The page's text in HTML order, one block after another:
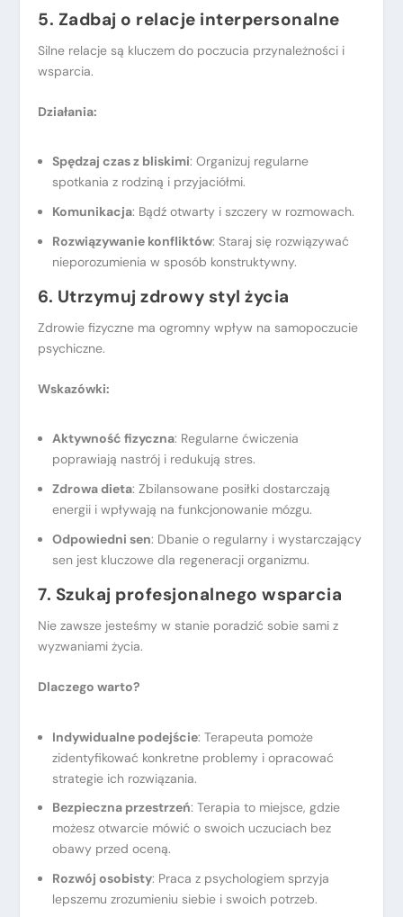
5. Zadbaj o relacje interpersonalne
Silne relacje są kluczem do poczucia przynależności i
wsparcia.
Działania:
Spędzaj czas z bliskimi: Organizuj regularne
spotkania z rodziną i przyjaciółmi.
Komunikacja: Bądź otwarty i szczery w rozmowach.
Rozwiązywanie konfliktów: Staraj się rozwiązywać
nieporozumienia w sposób konstruktywny.
6. Utrzymuj zdrowy styl życia
Zdrowie fizyczne ma ogromny wpływ na samopoczucie
psychiczne.
Wskazówki:
Aktywność fizyczna: Regularne ćwiczenia
poprawiają nastrój i redukują stres.
Zdrowa dieta: Zbilansowane posiłki dostarczają
energii i wpływają na funkcjonowanie mózgu.
Odpowiedni sen: Dbanie o regularny i wystarczający
sen jest kluczowe dla regeneracji organizmu.
7. Szukaj profesjonalnego wsparcia
Nie zawsze jesteśmy w stanie poradzić sobie sami z
wyzwaniami życia.
Dlaczego warto?
Indywidualne podejście: Terapeuta pomoże
zidentyfikować konkretne problemy i opracować
strategie ich rozwiązania.
Bezpieczna przestrzeń: Terapia to miejsce, gdzie
możesz otwarcie mówić o swoich uczuciach bez
obawy przed oceną.
Rozwój osobisty: Praca z psychologiem sprzyja
lepszemu zrozumieniu siebie i swoich potrzeb.